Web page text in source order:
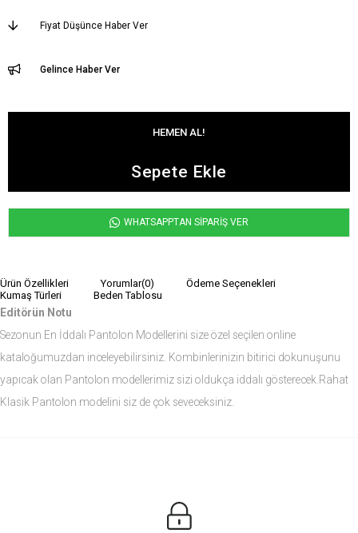
Fiyat Düşünce Haber Ver
Gelince Haber Ver
WHATSAPPTAN SİPARİŞ VER
Ürün Özellikleri Yorumlar(0)
Ödeme Seçenekleri
Kumaş Türleri
Beden Tablosu
Editörün Notu
Sezonun En İddalı Pantolon Modellerini size özel seçilen online
kataloğumuzdan inceleyebilirsiniz. Kombinlerinizin bitirici dokunuşunu
yapıcak olan Pantolon modellerimiz sizi oldukça iddalı gösterecek.Rahat
Klasik Pantolon modelini siz de çok seveceksiniz.
Manken Bedenleri Üst Grup M, Alt Grup 33 Beden ( Medium )